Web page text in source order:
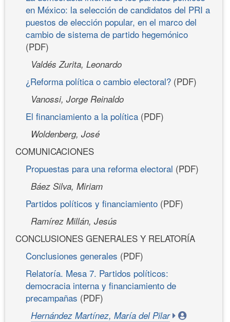
en México: la selección de candidatos del PRI a
puestos de elección popular, en el marco del
cambio de sistema de partido hegemónico
(PDF)
Valdés Zurita, Leonardo
¿Reforma política o cambio electoral? (PDF)
Vanossi, Jorge Reinaldo
El financiamiento a la política (PDF)
Woldenberg, José
COMUNICACIONES
Propuestas para una reforma electoral (PDF)
Báez Silva, Miriam
Partidos políticos y financiamiento (PDF)
Ramírez Millán, Jesús
CONCLUSIONES GENERALES Y RELATORÍA
Conclusiones generales (PDF)
Relatoría. Mesa 7. Partidos políticos:
democracia interna y financiamiento de
precampañas (PDF)
Hernández Martínez, María del Pilar